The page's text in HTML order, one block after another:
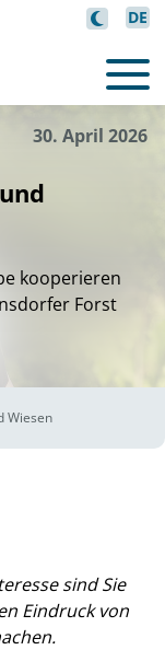
DE
©
Ber
gwa
l dpro
j ek
t e
. V
30. April 2026
kooperieren
Forst
Wiesen
sind Sie
Eindruck von